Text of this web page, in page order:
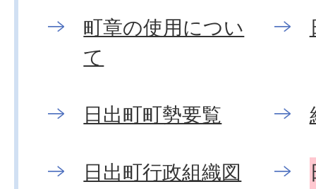
町章の使用につい
て
日出町町勢要覧
日出町行政組織図